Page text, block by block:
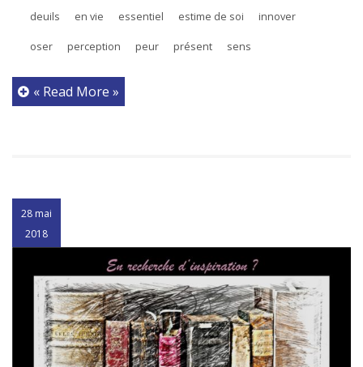
deuils en vie essentiel estime de soi innover
oser perception peur présent sens
« Read More »
28 mai
2018